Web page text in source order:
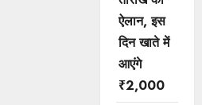
ऐलान, इस
दिन खाते में
आएंगे
₹2,000